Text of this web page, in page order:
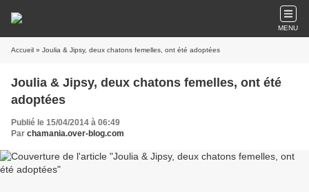
MENU
Accueil » Joulia & Jipsy, deux chatons femelles, ont été adoptées
Joulia & Jipsy, deux chatons femelles, ont été
adoptées
Publié le 15/04/2014 à 06:49
Par chamania.over-blog.com